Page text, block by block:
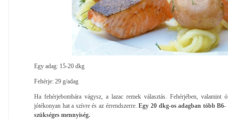
Egy adag: 15-20 dkg
Fehérje: 29 g/adag
Ha fehérjebombára vágysz, a lazac remek választás. Fehérjében, valamint
jótékonyan hat a szívre és az érrendszerre. Egy 20 dkg-os adagban több
szükséges mennyiség.